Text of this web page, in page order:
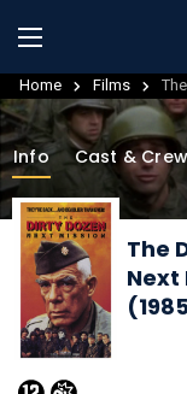
Home Films
Info Cast & Crew
The
Next